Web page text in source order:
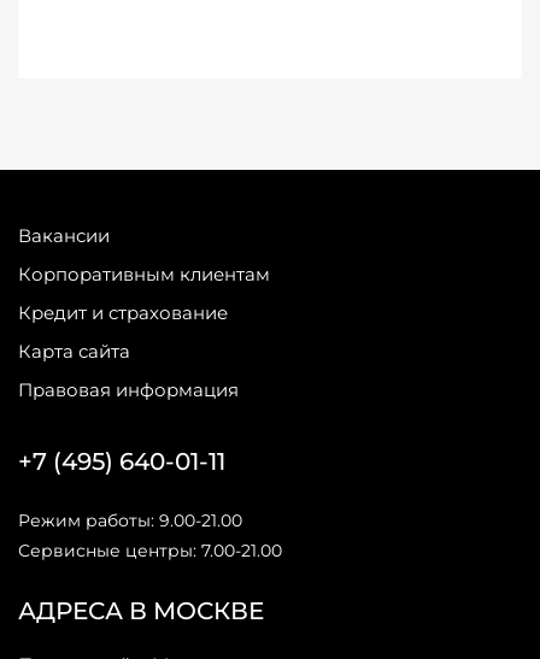
Вакансии
Корпоративным клиентам
Кредит и страхование
Карта сайта
Правовая информация
АДРЕСА В МОСКВЕ
+7 (495) 640-01-11
Режим работы: 9.00-21.00
Сервисные центры: 7.00-21.00